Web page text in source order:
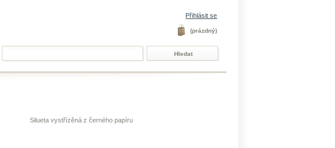
Přihlásit se
(prázdný)
Silueta vystřízěná z černého papíru